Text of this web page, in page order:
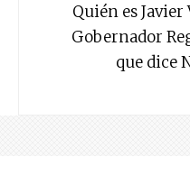
Quién es Javier
Gobernador
que dice